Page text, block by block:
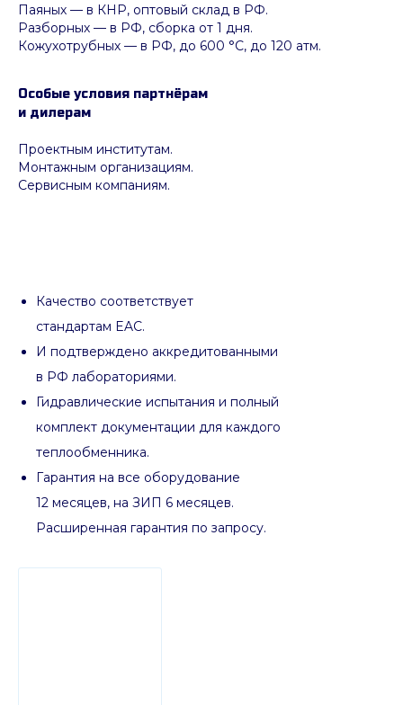
Паяных — в КНР, оптовый склад в РФ.
Разборных — в РФ, сборка от 1 дня.
Кожухотрубных — в РФ, до 600 °C, до 120 атм.
Особые условия партнёрам
и дилерам
Проектным институтам.
Монтажным организациям.
Сервисным компаниям.
Качество соответствует
стандартам EAC.
И подтверждено аккредитованными
в РФ лабораториями.
Гидравлические испытания и полный
комплект документации для каждого
теплообменника.
Гарантия на все оборудование
12 месяцев, на ЗИП 6 месяцев.
Расширенная гарантия по запросу.